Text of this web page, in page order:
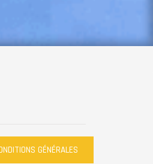
GÉNÉRALES